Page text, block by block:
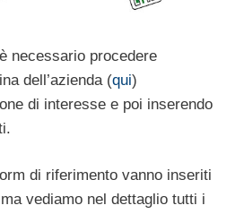
necessario procedere
dell’azienda (qui)
di interesse e poi inserendo
di riferimento vanno inseriti
vediamo nel dettaglio tutti i